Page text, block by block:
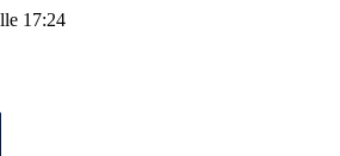
17:24